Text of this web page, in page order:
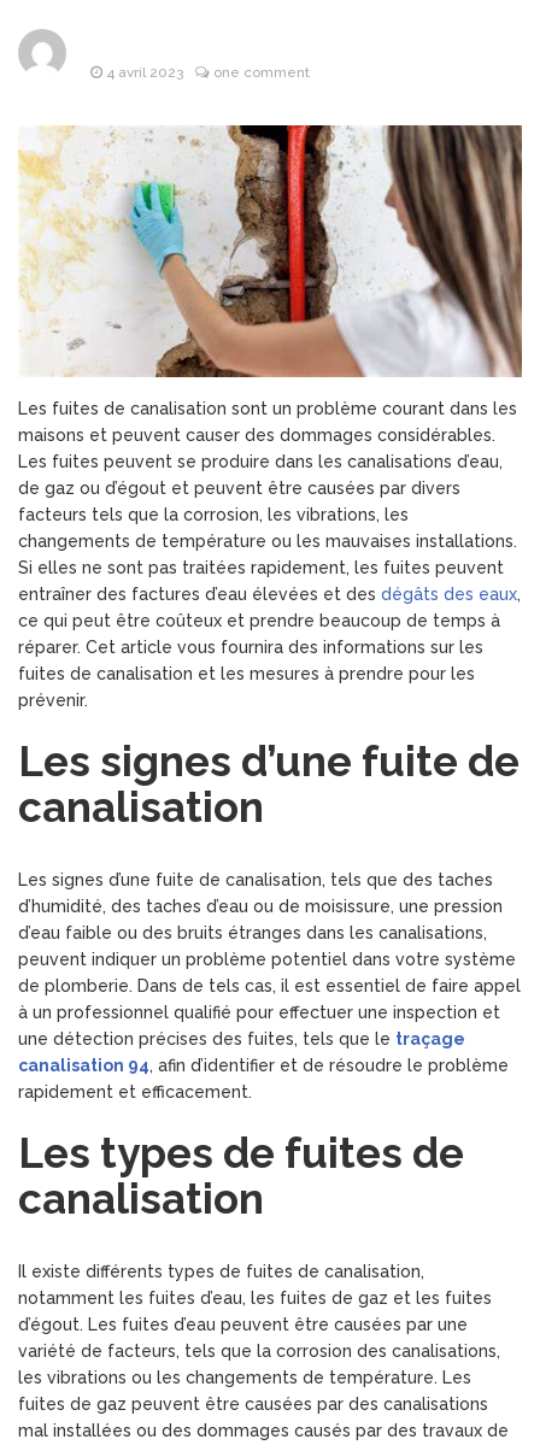
stratégique pour les
25 mars 2026
Pourquoi la
bague de mariage se porte-
t-elle à l’annulaire ?
25 mars 2026
Financière
Lafarge : L’Alliance de la
puissance industrielle et de
l’investissement d’avenir
24 mars 2026
Les Bonnes
Pratiques pour Rester
Informé Sans Se Perdre
4 avril 2023 one comment
Les fuites de canalisation sont un problème courant dans les
maisons et peuvent causer des dommages considérables.
Les fuites peuvent se produire dans les canalisations d’eau,
de gaz ou d’égout et peuvent être causées par divers
facteurs tels que la corrosion, les vibrations, les
changements de température ou les mauvaises installations.
Si elles ne sont pas traitées rapidement, les fuites peuvent
entraîner des factures d’eau élevées et des dégâts des eaux,
ce qui peut être coûteux et prendre beaucoup de temps à
réparer. Cet article vous fournira des informations sur les
fuites de canalisation et les mesures à prendre pour les
prévenir.
Les signes d’une fuite de
canalisation
Les signes d’une fuite de canalisation, tels que des taches
d’humidité, des taches d’eau ou de moisissure, une pression
d’eau faible ou des bruits étranges dans les canalisations,
peuvent indiquer un problème potentiel dans votre système
de plomberie. Dans de tels cas, il est essentiel de faire appel
à un professionnel qualifié pour effectuer une inspection et
une détection précises des fuites, tels que le traçage
canalisation 94, afin d’identifier et de résoudre le problème
rapidement et efficacement.
Les types de fuites de
canalisation
Il existe différents types de fuites de canalisation,
notamment les fuites d’eau, les fuites de gaz et les fuites
d’égout. Les fuites d’eau peuvent être causées par une
variété de facteurs, tels que la corrosion des canalisations,
les vibrations ou les changements de température. Les
fuites de gaz peuvent être causées par des canalisations
mal installées ou des dommages causés par des travaux de